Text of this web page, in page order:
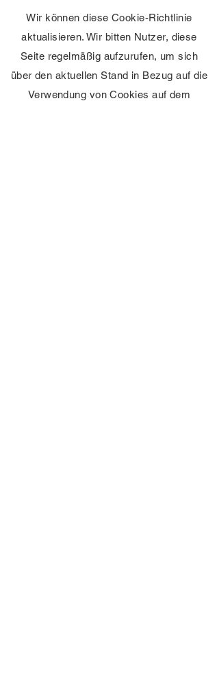
Wir können diese Cookie-Richtlinie
aktualisieren. Wir bitten Nutzer, diese
Seite regelmäßig aufzurufen, um sich
über den aktuellen Stand in Bezug auf die
Verwendung von Cookies auf dem